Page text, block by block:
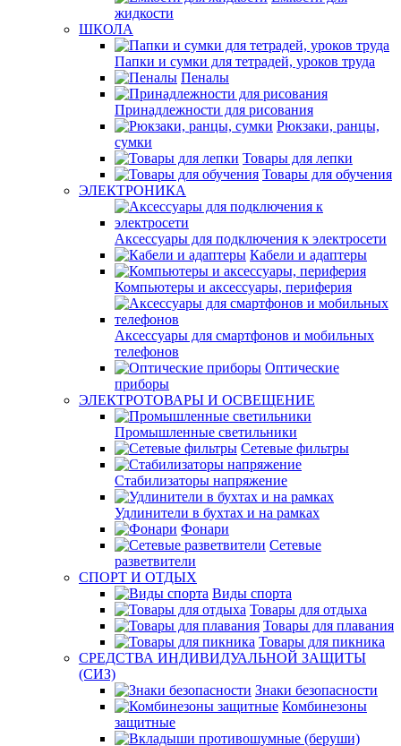
жидкости
ШКОЛА
Папки и сумки для тетрадей, уроков труда
Пеналы
Принадлежности для рисования
Рюкзаки, ранцы,
сумки
Товары для лепки
Товары для обучения
ЭЛЕКТРОНИКА
Аксессуары для подключения к электросети
Кабели и адаптеры
Компьютеры и аксессуары, периферия
Аксессуары для смартфонов и мобильных
телефонов
Оптические
приборы
ЭЛЕКТРОТОВАРЫ И ОСВЕЩЕНИЕ
Промышленные светильники
Сетевые фильтры
Стабилизаторы напряжение
Удлинители в бухтах и на рамках
Фонари
Сетевые
разветвители
СПОРТ И ОТДЫХ
Виды спорта
Товары для отдыха
Товары для плавания
Товары для пикника
СРЕДСТВА ИНДИВИДУАЛЬНОЙ ЗАЩИТЫ
(СИЗ)
Знаки безопасности
Комбинезоны
защитные